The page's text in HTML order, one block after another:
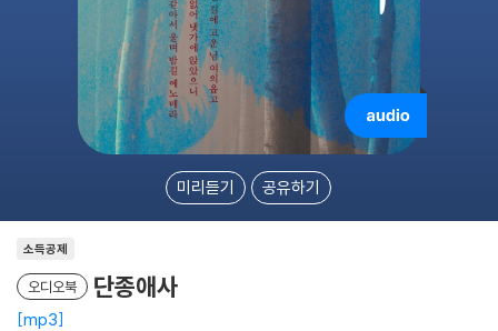
미리듣기 공유하기
소득공제
오디오북 단종애사
mp3